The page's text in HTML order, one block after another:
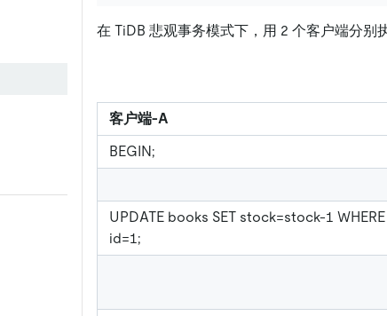
在 TiDB 悲观事务模式下，用 2 个客户端分别
客户端-A
BEGIN;
UPDATE books SET stock=stock-1 WHERE
id=1;